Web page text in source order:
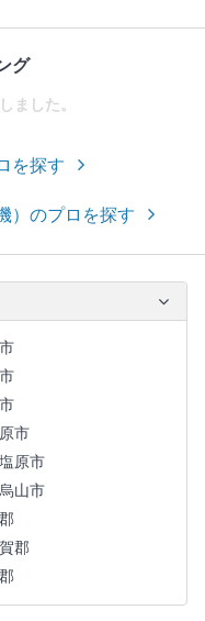
グ
ました。
を探す
）のプロを探す
市
原市
山市
郡